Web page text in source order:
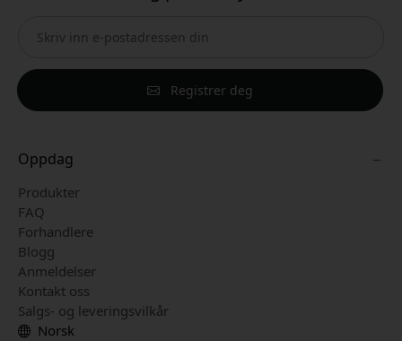
Registrer deg
Oppdag
Produkter
FAQ
Forhandlere
Blogg
Anmeldelser
Kontakt oss
Salgs- og leveringsvilkår
Norsk